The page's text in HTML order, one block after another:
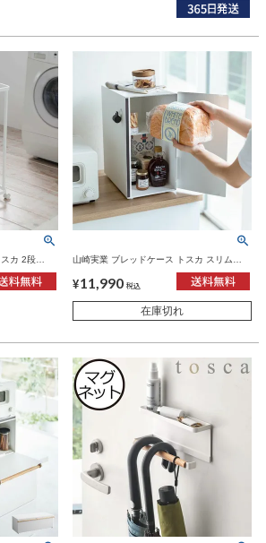
カ 2段
山崎実業 ブレッドケース トスカ スリム
¥11,990 税込
在庫切れ